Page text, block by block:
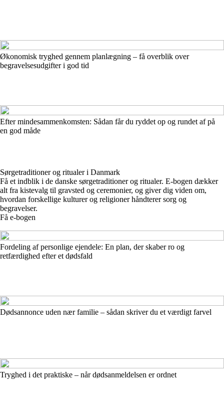
Økonomisk tryghed gennem planlægning – få overblik over
begravelsesudgifter i god tid
Efter mindesammenkomsten: Sådan får du ryddet op og rundet af på
en god måde
Sørgetraditioner og ritualer i Danmark
Få et indblik i de danske sørgetraditioner og ritualer. E-bogen dækker
alt fra kistevalg til gravsted og ceremonier, og giver dig viden om,
hvordan forskellige kulturer og religioner håndterer sorg og
begravelser.
Få e-bogen
Fordeling af personlige ejendele: En plan, der skaber ro og
retfærdighed efter et dødsfald
Dødsannonce uden nær familie – sådan skriver du et værdigt farvel
Tryghed i det praktiske – når dødsanmeldelsen er ordnet